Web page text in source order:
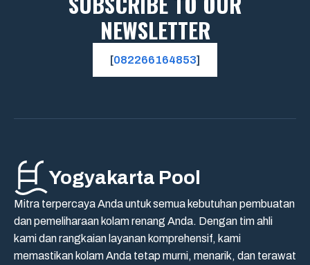
NEWSLETTER
[082266164853]
Yogyakarta Pool
Mitra terpercaya Anda untuk semua kebutuhan pembuatan
dan pemeliharaan kolam renang Anda. Dengan tim ahli
kami dan rangkaian layanan komprehensif, kami
memastikan kolam Anda tetap murni, menarik, dan terawat